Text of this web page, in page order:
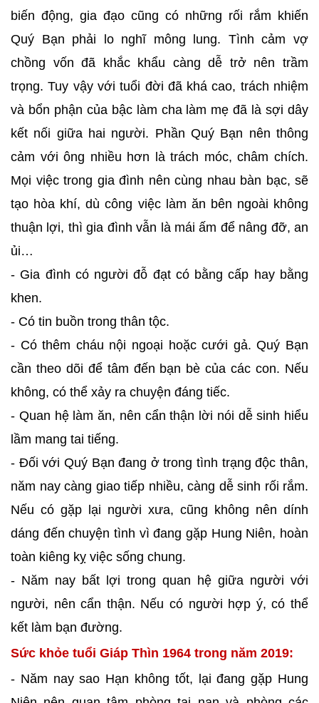
biến động, gia đạo cũng có những rối rắm khiến
Quý Bạn phải lo nghĩ mông lung. Tình cảm vợ
chồng vốn đã khắc khẩu càng dễ trở nên trầm
trọng. Tuy vậy với tuổi đời đã khá cao, trách nhiệm
và bổn phận của bậc làm cha làm mẹ đã là sợi dây
kết nối giữa hai người. Phần Quý Bạn nên thông
cảm với ông nhiều hơn là trách móc, châm chích.
Mọi việc trong gia đình nên cùng nhau bàn bạc, sẽ
tạo hòa khí, dù công việc làm ăn bên ngoài không
thuận lợi, thì gia đình vẫn là mái ấm để nâng đỡ, an
ủi…
- Gia đình có người đỗ đạt có bằng cấp hay bằng
khen.
- Có tin buồn trong thân tộc.
- Có thêm cháu nội ngoại hoặc cưới gả. Quý Bạn
cần theo dõi để tâm đến bạn bè của các con. Nếu
không, có thể xảy ra chuyện đáng tiếc.
- Quan hệ làm ăn, nên cẩn thận lời nói dễ sinh hiểu
lầm mang tai tiếng.
- Đối với Quý Bạn đang ở trong tình trạng độc thân,
năm nay càng giao tiếp nhiều, càng dễ sinh rối rắm.
Nếu có gặp lại người xưa, cũng không nên dính
dáng đến chuyện tình vì đang gặp Hung Niên, hoàn
toàn kiêng kỵ việc sống chung.
- Năm nay bất lợi trong quan hệ giữa người với
người, nên cẩn thận. Nếu có người hợp ý, có thể
kết làm bạn đường.
Sức khỏe tuổi Giáp Thìn 1964 trong năm 2019:
- Năm nay sao Hạn không tốt, lại đang gặp Hung